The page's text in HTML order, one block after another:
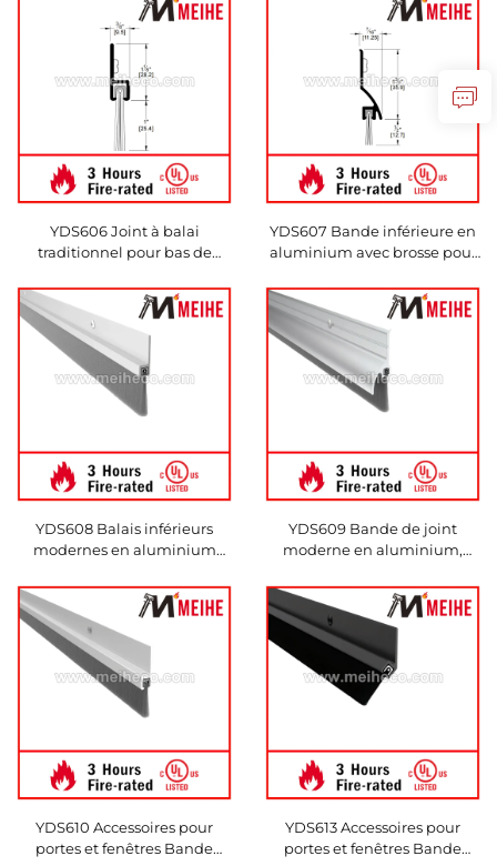
YDS606 Joint à balai
traditionnel pour bas de
étanches
YDS607 Bande inférieure en
aluminium avec brosse pour
fabriquée en Chine,
accessoire pour porte et
fenêtre, bandes racloirs
YDS608 Balais inférieurs
modernes en aluminium
YDS609 Bande de joint
moderne en aluminium,
YDS610 Accessoires pour
portes et fenêtres Bande
YDS613 Accessoires pour
portes et fenêtres Bande